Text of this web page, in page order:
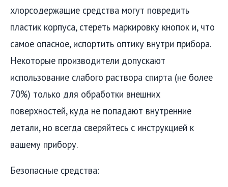
хлорсодержащие средства могут повредить
пластик корпуса, стереть маркировку кнопок и, что
самое опасное, испортить оптику внутри прибора.
Некоторые производители допускают
использование слабого раствора спирта (не более
70%) только для обработки внешних
поверхностей, куда не попадают внутренние
детали, но всегда сверяйтесь с инструкцией к
вашему прибору.
Безопасные средства: